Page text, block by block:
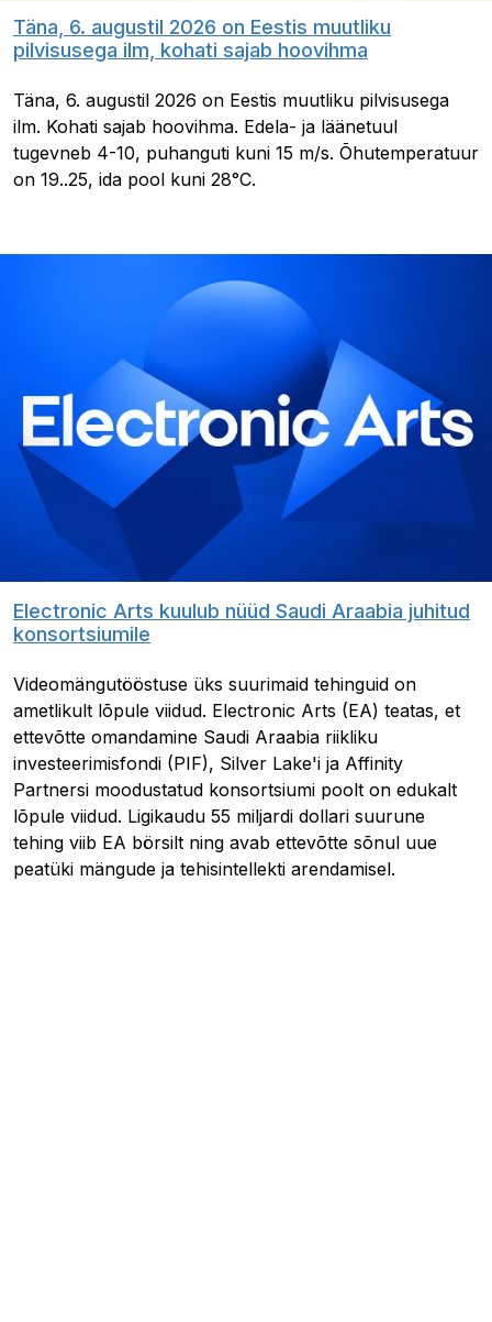
Täna, 6. augustil 2026 on Eestis muutliku
pilvisusega ilm, kohati sajab hoovihma
Täna, 6. augustil 2026 on Eestis muutliku pilvisusega
ilm. Kohati sajab hoovihma. Edela- ja läänetuul
tugevneb 4-10, puhanguti kuni 15 m/s. Õhutemperatuur
on 19..25, ida pool kuni 28°C.
Electronic Arts kuulub nüüd Saudi Araabia juhitud
konsortsiumile
Videomängutööstuse üks suurimaid tehinguid on
ametlikult lõpule viidud. Electronic Arts (EA) teatas, et
ettevõtte omandamine Saudi Araabia riikliku
investeerimisfondi (PIF), Silver Lake'i ja Affinity
Partnersi moodustatud konsortsiumi poolt on edukalt
lõpule viidud. Ligikaudu 55 miljardi dollari suurune
tehing viib EA börsilt ning avab ettevõtte sõnul uue
peatüki mängude ja tehisintellekti arendamisel.